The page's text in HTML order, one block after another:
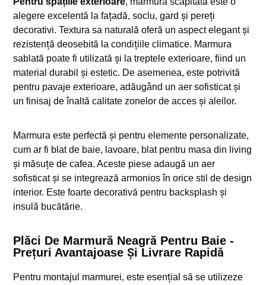
alegere excelentă la fațadă, soclu, gard și pereți
decorativi. Textura sa naturală oferă un aspect elegant și
rezistență deosebită la condițiile climatice. Marmura
sablată poate fi utilizată și la treptele exterioare, fiind un
material durabil și estetic. De asemenea, este potrivită
pentru pavaje exterioare, adăugând un aer sofisticat și
un finisaj de înaltă calitate zonelor de acces și aleilor.
Marmura este perfectă și pentru elemente personalizate,
cum ar fi blat de baie, lavoare, blat pentru masa din living
și măsuțe de cafea. Aceste piese adaugă un aer
sofisticat și se integrează armonios în orice stil de design
interior. Este foarte decorativă pentru backsplash și
insulă bucătărie.
Plăci De Marmură Neagră Pentru Baie -
Prețuri Avantajoase Și Livrare Rapidă
Pentru montajul marmurei, este esențial să se utilizeze